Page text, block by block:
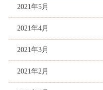
2021年5月
2021年4月
2021年3月
2021年2月